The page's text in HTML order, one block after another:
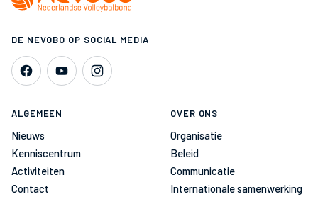
DE NEVOBO OP SOCIAL MEDIA
ALGEMEEN
Nieuws
Kenniscentrum
Activiteiten
Contact
OVER ONS
Organisatie
Beleid
Communicatie
Internationale samenwerking